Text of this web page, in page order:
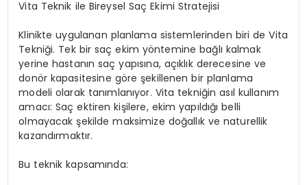
Vita Teknik ile Bireysel Saç Ekimi Stratejisi
Klinikte uygulanan planlama sistemlerinden biri de Vita
Tekniği. Tek bir saç ekim yöntemine bağlı kalmak
yerine hastanın saç yapısına, açıklık derecesine ve
donör kapasitesine göre şekillenen bir planlama
modeli olarak tanımlanıyor. Vita tekniğin asıl kullanım
amacı: Saç ektiren kişilere, ekim yapıldığı belli
olmayacak şekilde maksimize doğallık ve naturellik
kazandırmaktır.
Bu teknik kapsamında: